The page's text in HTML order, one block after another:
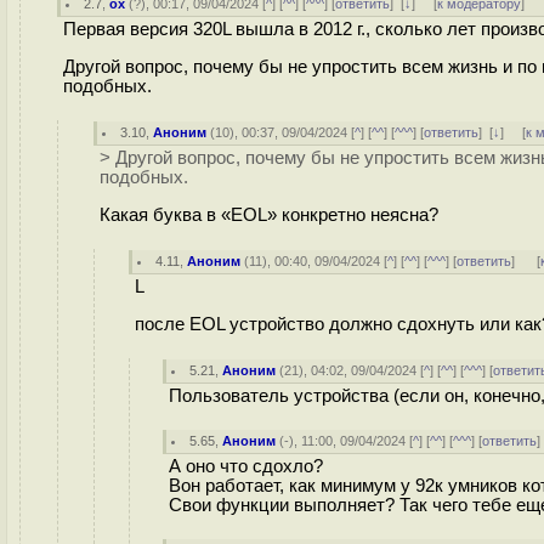
2.7 ,ox (?), 00:17, 09/04/2024 [^ ] [^^ ] [^^^ ] [ответить ↓ ] [к модератору
Первая версия 320L вышла в 2012 г., сколько лет
Другой вопрос, почему бы не упростить всем жизнь и
подобных.
3.10 ,Аноним (10), 00:37, 09/04/2024 [^] [^^] [^^^] [ответить][↓] [к
> Другой вопрос, почему бы не упростить всем
подобных.
Какая буква в «EOL» конкретно неясна?
4.11 ,Аноним (11), 00:40, 09/04/2024 [^] [^^] [^^^] [ответить] [
L
после EOL устройство должно сдохнуть или
5.21 ,Аноним (21), 04:02, 09/04/2024 [^] [^^] [^^^] [
Пользователь устройства (если он,
5.65 ,Аноним (-), 11:00, 09/04/2024 [^] [^^] [^^^] [ответить
А оно что сдохло?
Вон работает, как минимум у 92к умников
Свои функции выполняет? Так чего тебе